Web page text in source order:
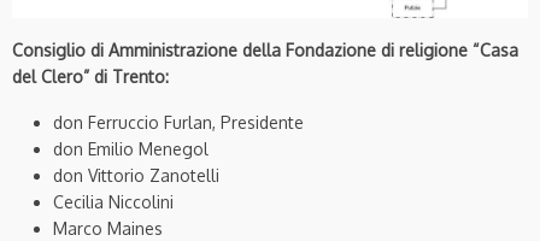
Consiglio di Amministrazione della Fondazione di religione “Casa
del Clero” di Trento:
don Ferruccio Furlan, Presidente
don Emilio Menegol
don Vittorio Zanotelli
Cecilia Niccolini
Marco Maines